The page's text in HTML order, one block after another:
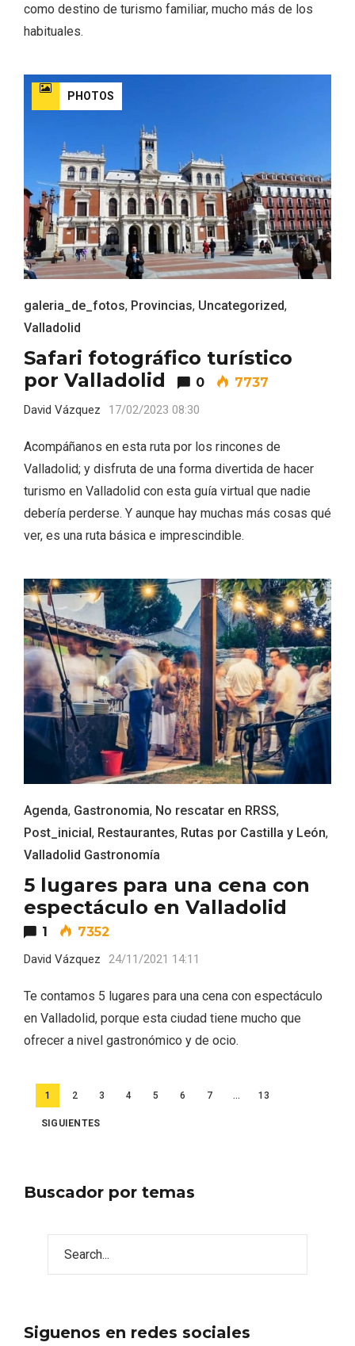
como destino de turismo familiar, mucho más de los
habituales.
PHOTOS
galeria_de_fotos, Provincias, Uncategorized,
Valladolid
Safari fotográfico turístico
por Valladolid
0 7737
David Vázquez 17/02/2023 08:30
Acompáñanos en esta ruta por los rincones de
Valladolid; y disfruta de una forma divertida de hacer
turismo en Valladolid con esta guía virtual que nadie
debería perderse. Y aunque hay muchas más cosas qué
ver, es una ruta básica e imprescindible.
Agenda, Gastronomia, No rescatar en RRSS,
Post_inicial, Restaurantes, Rutas por Castilla y León,
Valladolid Gastronomía
5 lugares para una cena con
espectáculo en Valladolid
1 7352
David Vázquez 24/11/2021 14:11
Te contamos 5 lugares para una cena con espectáculo
en Valladolid, porque esta ciudad tiene mucho que
ofrecer a nivel gastronómico y de ocio.
Paginación
de
1 2 3 4 5 6 7 … 13
SIGUIENTES
Buscador por temas
Siguenos en redes sociales
Paseo nocturno por Valladolid
Salón Gourmet 2026
Disfrutar de la Semana Santa en Rueda
en 2026
2026